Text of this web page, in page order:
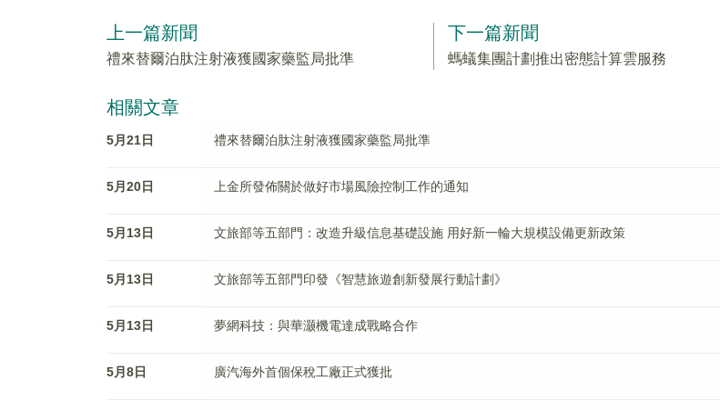
上一篇新聞
禮來替爾泊肽注射液獲國家藥監局批準
下一篇新聞
螞蟻集團計劃推出密態計算雲服務
相關文章
5月21日 禮來替爾泊肽注射液獲國家藥監局批準
5月20日 上金所發佈關於做好市場風險控制工作的通知
5月13日 文旅部等五部門：改造升級信息基礎設施 用好新一輪大規模設備更新政策
5月13日 文旅部等五部門印發《智慧旅遊創新發展行動計劃》
5月13日 夢網科技：與華灏機電達成戰略合作
5月8日 廣汽海外首個保稅工廠正式獲批